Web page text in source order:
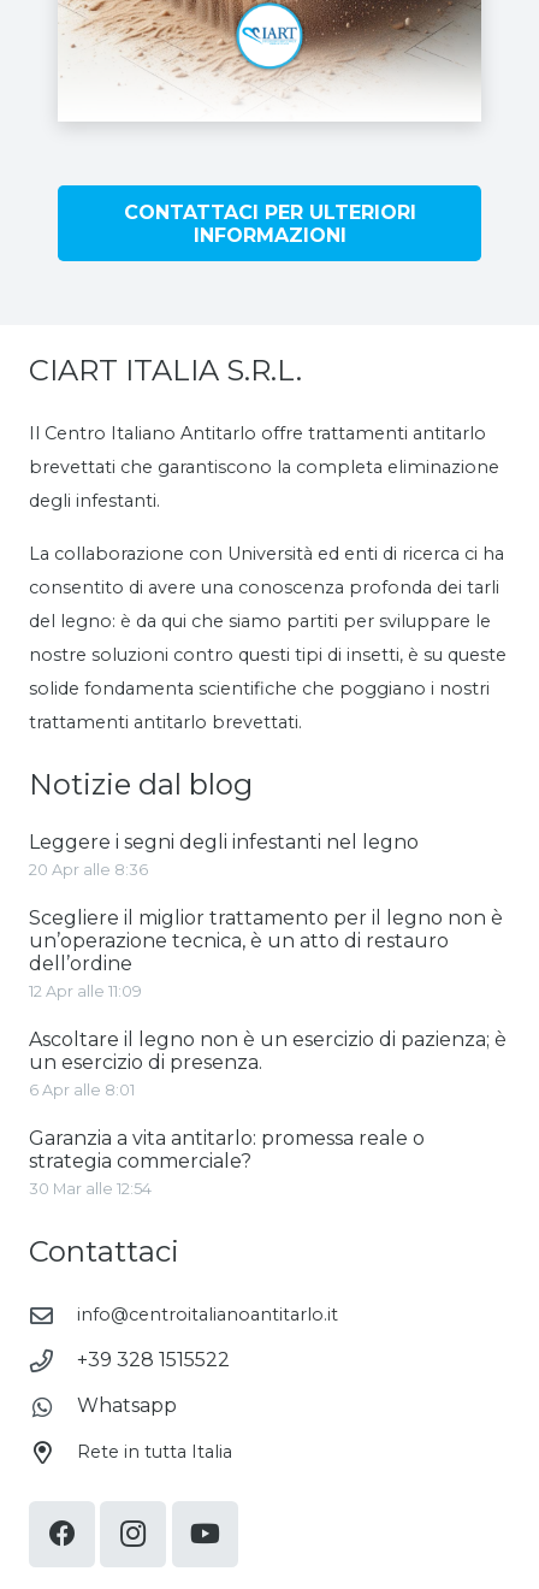
CONTATTACI PER ULTERIORI
INFORMAZIONI
CIART ITALIA S.R.L.
Il Centro Italiano Antitarlo offre trattamenti antitarlo
brevettati che garantiscono la completa eliminazione
degli infestanti.
La collaborazione con Università ed enti di ricerca ci ha
consentito di avere una conoscenza profonda dei tarli
del legno: è da qui che siamo partiti per sviluppare le
nostre soluzioni contro questi tipi di insetti, è su queste
solide fondamenta scientifiche che poggiano i nostri
trattamenti antitarlo brevettati.
Notizie dal blog
Leggere i segni degli infestanti nel legno
20 Apr alle 8:36
Scegliere il miglior trattamento per il legno non è
un’operazione tecnica, è un atto di restauro
dell’ordine
12 Apr alle 11:09
Ascoltare il legno non è un esercizio di pazienza; è
un esercizio di presenza.
6 Apr alle 8:01
Garanzia a vita antitarlo: promessa reale o
strategia commerciale?
30 Mar alle 12:54
Contattaci
info@centroitalianoantitarlo.it
+39 328 1515522
Whatsapp
Rete in tutta Italia